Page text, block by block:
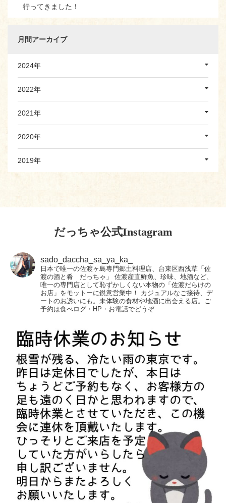
行ってきました！
月間アーカイブ
2024年
2022年
2021年
2020年
2019年
だっちゃ公式Instagram
sado_daccha_sa_ya_ka_
日本で唯一の佐渡ヶ島専門郷土料理店、台東区西浅草「佐
渡の酒と肴 だっちゃ」
佐渡産直鮮魚、珍味、地酒など、
唯一の専門店として恥ずかしくない本物の「佐渡だらけの
お店」をモットーに鋭意営業中！
カジュアルなご接待、デ
ートのお誘いにも。未体験の食材や地酒に出会える店。ご
予約は食べログ・HP・お電話でどうぞ